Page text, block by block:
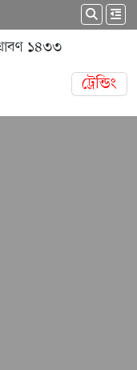
১৪৩৩
ট্রেন্ডিং